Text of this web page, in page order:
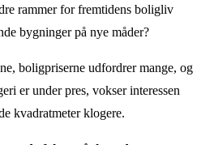
rammer for fremtidens boligliv
bygninger på nye måder?
boligpriserne udfordrer mange, og
er under pres, vokser interessen
kvadratmeter klogere.